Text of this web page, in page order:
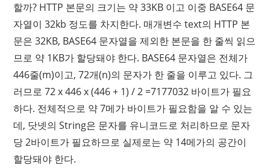
할까? HTTP 본문의 크기는 약 33KB 이고 이중 BASE64 문
자열이 32kb 정도를 차지한다. 매개변수 text의 HTTP 본
문은 32KB, BASE64 문자열을 제외한 본문을 한 줄씩 읽으
므로 약 1KB가 할당돼야 한다. BASE64 문자열은 전체가
446줄(m)이고, 72개(n)의 문자가 한 줄을 이루고 있다. 그
러므로 72 x 446 x (446 + 1) / 2 =7177032 바이트가 필요
하다. 전체적으로 약 7메가 바이트가 필요함을 알 수 있는
데, 닷넷의 String은 문자를 유니코드로 처리하므로 문자
당 2바이트가 필요하므로 실제로는 약 14메가의 공간이
할당돼야 한다.